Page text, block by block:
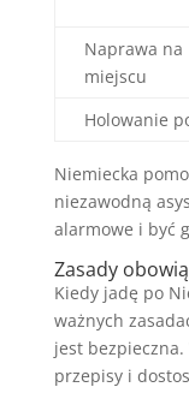
Naprawa na
miejscu
Holowanie
Niemiecka
niezawodną
alarmowe i być
Zasady
Kiedy jadę po
ważnych
jest
przepisy i